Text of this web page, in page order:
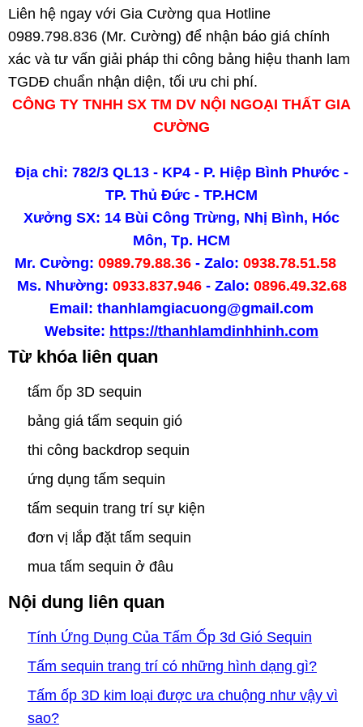
Liên hệ ngay với Gia Cường qua Hotline
0989.798.836 (Mr. Cường) để nhận báo giá chính
xác và tư vấn giải pháp thi công bảng hiệu thanh lam
TGDĐ chuẩn nhận diện, tối ưu chi phí.
CÔNG TY TNHH SX TM DV NỘI NGOẠI THẤT GIA
CƯỜNG
Địa chỉ: 782/3 QL13 - KP4 - P. Hiệp Bình Phước -
TP. Thủ Đức - TP.HCM
Xưởng SX: 14 Bùi Công Trừng, Nhị Bình, Hóc
Môn, Tp. HCM
Mr. Cường: 0989.79.88.36 - Zalo: 0938.78.51.58
Ms. Nhường: 0933.837.946 - Zalo: 0896.49.32.68
Email: thanhlamgiacuong@gmail.com
Website: https://thanhlamdinhhinh.com
Từ khóa liên quan
tấm ốp 3D sequin
bảng giá tấm sequin gió
thi công backdrop sequin
ứng dụng tấm sequin
tấm sequin trang trí sự kiện
đơn vị lắp đặt tấm sequin
mua tấm sequin ở đâu
Nội dung liên quan
Tính Ứng Dụng Của Tấm Ốp 3d Gió Sequin
Tấm sequin trang trí có những hình dạng gì?
Tấm ốp 3D kim loại được ưa chuộng như vậy vì
sao?